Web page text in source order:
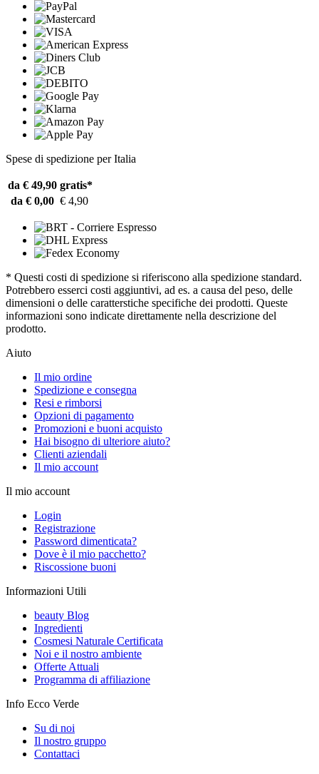
Spese di spedizione per Italia
da € 49,90 gratis*
da € 0,00 € 4,90
* Questi costi di spedizione si riferiscono alla spedizione standard.
Potrebbero esserci costi aggiuntivi, ad es. a causa del peso, delle
dimensioni o delle caratterstiche specifiche dei prodotti. Queste
informazioni sono indicate direttamente nella descrizione del
prodotto.
Aiuto
Il mio ordine
Spedizione e consegna
Resi e rimborsi
Opzioni di pagamento
Promozioni e buoni acquisto
Hai bisogno di ulteriore aiuto?
Clienti aziendali
Il mio account
Il mio account
Login
Registrazione
Password dimenticata?
Dove è il mio pacchetto?
Riscossione buoni
Informazioni Utili
beauty Blog
Ingredienti
Cosmesi Naturale Certificata
Noi e il nostro ambiente
Offerte Attuali
Programma di affiliazione
Info Ecco Verde
Su di noi
Il nostro gruppo
Contattaci